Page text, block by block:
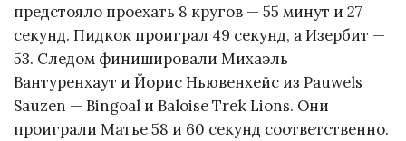
предстояло проехать 8 кругов — 55 минут и 27
секунд. Пидкок проиграл 49 секунд, а Изербит —
53. Следом финишировали Михаэль
Вантуренхаут и Йорис Ньювенхейс из Pauwels
Sauzen — Bingoal и Baloise Trek Lions. Они
проиграли Матье 58 и 60 секунд соответственно.